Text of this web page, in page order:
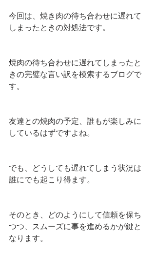
今回は、焼き肉の待ち合わせに遅れて
しまったときの対処法です。
焼肉の待ち合わせに遅れてしまったと
きの完璧な言い訳を模索するブログで
す。
友達との焼肉の予定、誰もが楽しみに
しているはずですよね。
でも、どうしても遅れてしまう状況は
誰にでも起こり得ます。
そのとき、どのようにして信頼を保ち
つつ、スムーズに事を進めるかが鍵と
なります。